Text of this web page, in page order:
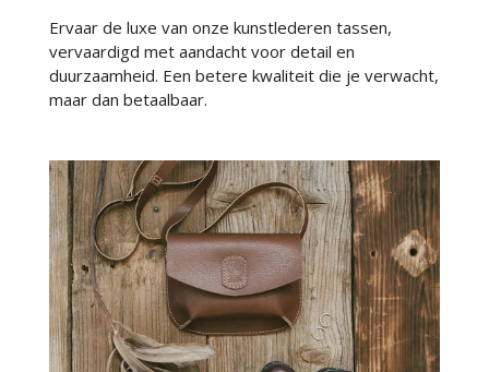
Ervaar de luxe van onze kunstlederen tassen,
vervaardigd met aandacht voor detail en
duurzaamheid. Een betere kwaliteit die je verwacht,
maar dan betaalbaar.